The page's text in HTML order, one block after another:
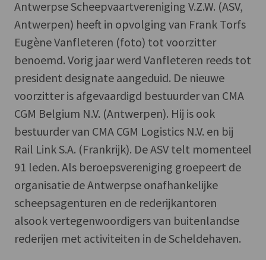
Antwerpse Scheepvaartvereniging V.Z.W. (ASV,
Antwerpen) heeft in opvolging van Frank Torfs
Eugène Vanfleteren (foto) tot voorzitter
benoemd. Vorig jaar werd Vanfleteren reeds tot
president designate aangeduid. De nieuwe
voorzitter is afgevaardigd bestuurder van CMA
CGM Belgium N.V. (Antwerpen). Hij is ook
bestuurder van CMA CGM Logistics N.V. en bij
Rail Link S.A. (Frankrijk). De ASV telt momenteel
91 leden. Als beroepsvereniging groepeert de
organisatie de Antwerpse onafhankelijke
scheepsagenturen en de rederijkantoren
alsook vertegenwoordigers van buitenlandse
rederijen met activiteiten in de Scheldehaven.